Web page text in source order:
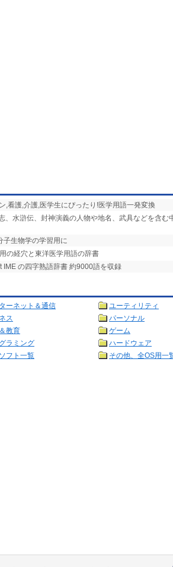
,看護,介護,医学生にぴったり!医学用語一発変換
、水滸伝、封神演義の人物や地名、武具などを含む
子生物学の学習用に
の経穴と東洋医学用語の辞書
IME の四字熟語辞書 約9000語を収録
ーネット＆通信
ユーティリティ
ス
パーソナル
教育
ゲーム
ラミング
ハードウェア
フト一覧 その他、全OS用一